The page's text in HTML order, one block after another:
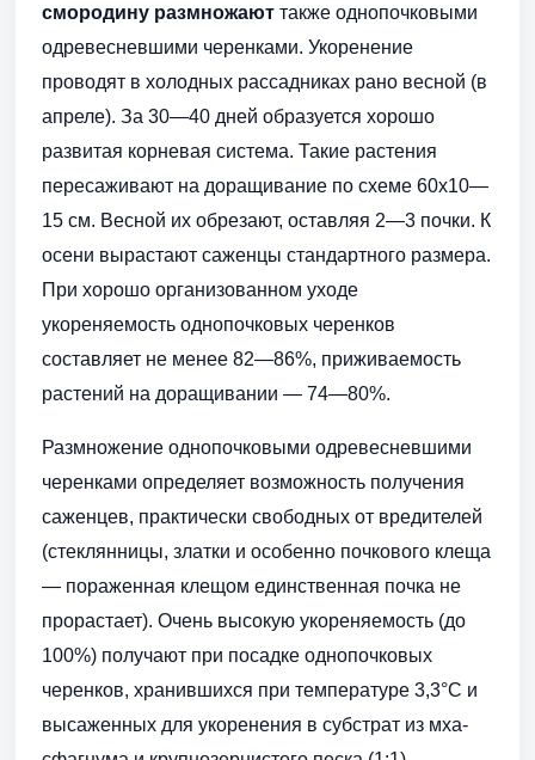
смородину размножают также однопочковыми
одревесневшими черенками. Укоренение
проводят в холодных рассадниках рано весной (в
апреле). За 30—40 дней образуется хорошо
развитая корневая система. Такие растения
пересаживают на доращивание по схеме 60x10—
15 см. Весной их обрезают, оставляя 2—3 почки. К
осени вырастают саженцы стандартного размера.
При хорошо организованном уходе
укореняемость однопочковых черенков
составляет не менее 82—86%, приживаемость
растений на доращивании — 74—80%.
Размножение однопочковыми одревесневшими
черенками определяет возможность получения
саженцев, практически свободных от вредителей
(стеклянницы, златки и особенно почкового клеща
— пораженная клещом единственная почка не
прорастает). Очень высокую укореняемость (до
100%) получают при посадке однопочковых
черенков, хранившихся при температуре 3,3°С и
высаженных для укоренения в субстрат из мха-